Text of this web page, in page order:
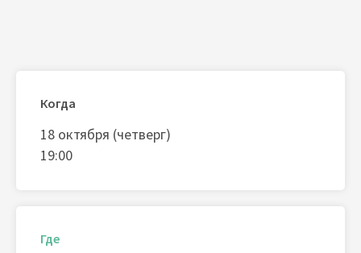
Когда
18 октября (четверг)
19:00
Где